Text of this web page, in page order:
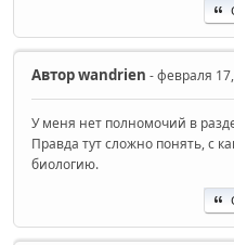
Авторwandrien - февраля
У меня нет полномочий в
Правда тут сложно понять, с
биологию.